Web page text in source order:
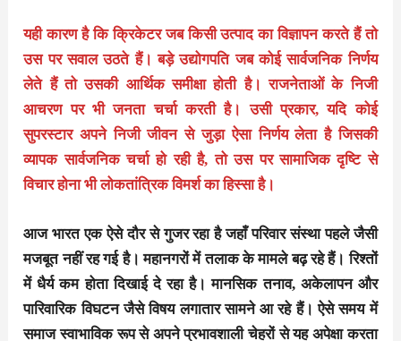
यही कारण है कि क्रिकेटर जब किसी उत्पाद का विज्ञापन करते हैं तो
उस पर सवाल उठते हैं। बड़े उद्योगपति जब कोई सार्वजनिक निर्णय
लेते हैं तो उसकी आर्थिक समीक्षा होती है। राजनेताओं के निजी
आचरण पर भी जनता चर्चा करती है। उसी प्रकार, यदि कोई
सुपरस्टार अपने निजी जीवन से जुड़ा ऐसा निर्णय लेता है जिसकी
व्यापक सार्वजनिक चर्चा हो रही है, तो उस पर सामाजिक दृष्टि से
विचार होना भी लोकतांत्रिक विमर्श का हिस्सा है।
आज भारत एक ऐसे दौर से गुजर रहा है जहाँ परिवार संस्था पहले जैसी
मजबूत नहीं रह गई है। महानगरों में तलाक के मामले बढ़ रहे हैं। रिश्तों
में धैर्य कम होता दिखाई दे रहा है। मानसिक तनाव, अकेलापन और
पारिवारिक विघटन जैसे विषय लगातार सामने आ रहे हैं। ऐसे समय में
समाज स्वाभाविक रूप से अपने प्रभावशाली चेहरों से यह अपेक्षा करता